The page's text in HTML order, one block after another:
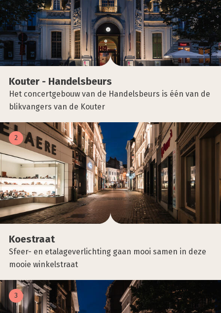
Kou­ter - Han­dels­beurs
Het concertgebouw van de Handelsbeurs is één van de
blikvangers van de Kouter
Koe­straat
Sfeer- en etalageverlichting gaan mooi samen in deze
mooie winkelstraat
2
3